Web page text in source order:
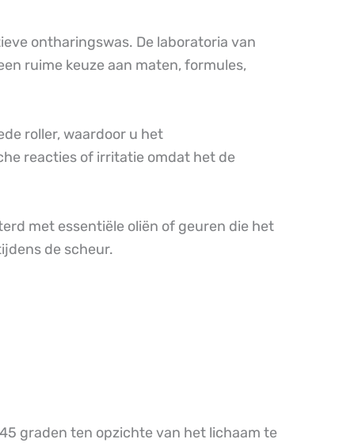
ontharingswas. De laboratoria van
ruime keuze aan maten, formules,
roller, waardoor u het
reacties of irritatie omdat het de
met essentiële oliën of geuren die het
de scheur.
graden ten opzichte van het lichaam te